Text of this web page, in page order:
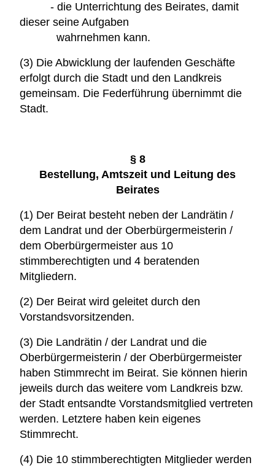
- die Unterrichtung des Beirates, damit
dieser seine Aufgaben
wahrnehmen kann.
(3) Die Abwicklung der laufenden Geschäfte
erfolgt durch die Stadt und den Landkreis
gemeinsam. Die Federführung übernimmt die
Stadt.
§ 8
Bestellung, Amtszeit und Leitung des
Beirates
(1) Der Beirat besteht neben der Landrätin /
dem Landrat und der Oberbürgermeisterin /
dem Oberbürgermeister aus 10
stimmberechtigten und 4 beratenden
Mitgliedern.
(2) Der Beirat wird geleitet durch den
Vorstandsvorsitzenden.
(3) Die Landrätin / der Landrat und die
Oberbürgermeisterin / der Oberbürgermeister
haben Stimmrecht im Beirat. Sie können hierin
jeweils durch das weitere vom Landkreis bzw.
der Stadt entsandte Vorstandsmitglied vertreten
werden. Letztere haben kein eigenes
Stimmrecht.
(4) Die 10 stimmberechtigten Mitglieder werden